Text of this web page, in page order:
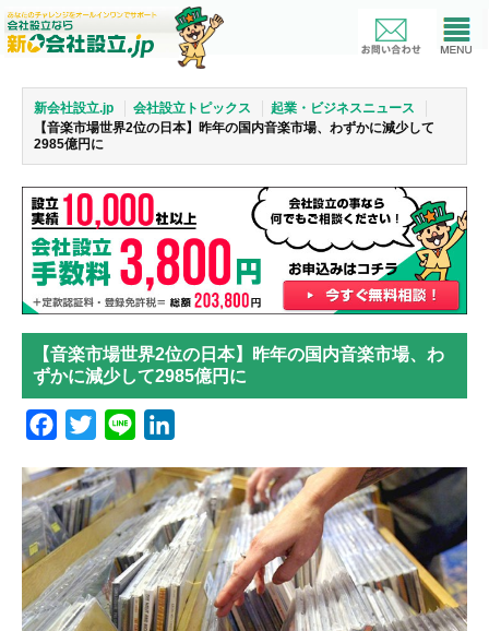
新会社設立.jp 会社設立トピックス
起業・ビジネスニュース
【音楽市場世界2位の日本】昨年の国内音楽市場、わずかに減少して
2985億円に
【音楽市場世界2位の日本】昨年の国内音楽市場、わ
ずかに減少して2985億円に
Facebook
Twitter Line